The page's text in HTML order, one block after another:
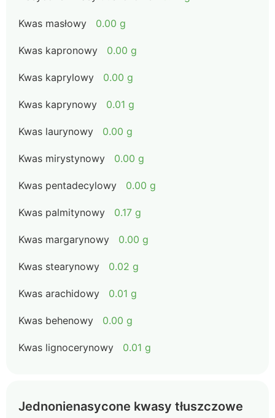
Kwas masłowy 0.00 g
Kwas kapronowy 0.00 g
Kwas kaprylowy 0.00 g
Kwas kaprynowy 0.01 g
Kwas laurynowy 0.00 g
Kwas mirystynowy 0.00 g
Kwas pentadecylowy 0.00 g
Kwas palmitynowy 0.17 g
Kwas margarynowy 0.00 g
Kwas stearynowy 0.02 g
Kwas arachidowy 0.01 g
Kwas behenowy 0.00 g
Kwas lignocerynowy 0.01 g
Jednonienasycone kwasy tłuszczowe